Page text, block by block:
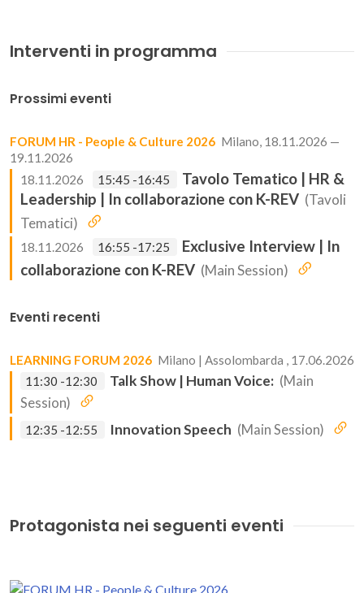
Interventi in programma
Prossimi eventi
FORUM HR - People & Culture 2026 Milano, 18.11.2026 —
19.11.2026
18.11.2026
15:45 -16:45
Tavolo Tematico | HR &
Leadership | In collaborazione con K-REV (Tavoli
Tematici)
18.11.2026 16:55 -17:25
Exclusive Interview | In
collaborazione con K-REV (Main Session)
Eventi recenti
LEARNING FORUM 2026 Milano | Assolombarda , 17.06.2026
11:30 -12:30
Talk Show | Human Voice: (Main
Session)
12:35 -12:55 Innovation Speech (Main Session)
Protagonista nei seguenti eventi